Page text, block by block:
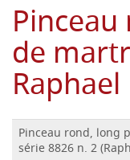
de
Raphael
Pinceau rond, long
série 8826 n. 2